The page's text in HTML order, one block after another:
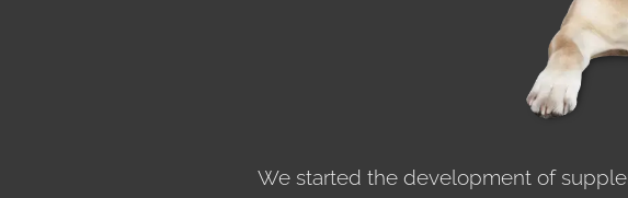
We started the development of